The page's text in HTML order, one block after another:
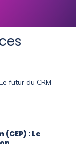
: Le